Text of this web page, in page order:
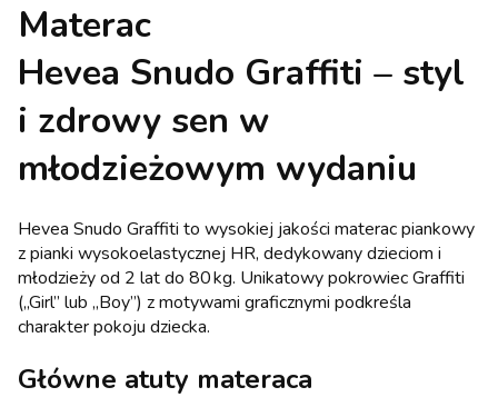
Materac
Hevea Snudo Graffiti – styl
i zdrowy sen w
młodzieżowym wydaniu
Hevea Snudo Graffiti to wysokiej jakości materac piankowy
z pianki wysokoelastycznej HR, dedykowany dzieciom i
młodzieży od 2 lat do 80 kg. Unikatowy pokrowiec Graffiti
(„Girl” lub „Boy”) z motywami graficznymi podkreśla
charakter pokoju dziecka.
Główne atuty materaca